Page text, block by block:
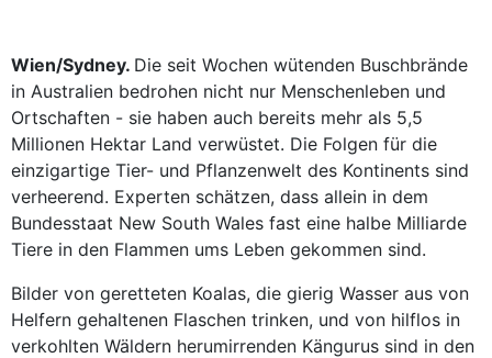
Wien/Sydney. Die seit Wochen wütenden Buschbrände
in Australien bedrohen nicht nur Menschenleben und
Ortschaften - sie haben auch bereits mehr als 5,5
Millionen Hektar Land verwüstet. Die Folgen für die
einzigartige Tier- und Pflanzenwelt des Kontinents sind
verheerend. Experten schätzen, dass allein in dem
Bundesstaat New South Wales fast eine halbe Milliarde
Tiere in den Flammen ums Leben gekommen sind.
Bilder von geretteten Koalas, die gierig Wasser aus von
Helfern gehaltenen Flaschen trinken, und von hilflos in
verkohlten Wäldern herumirrenden Kängurus sind in den